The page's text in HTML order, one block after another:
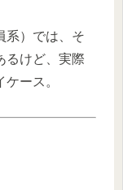
系）では、そ
るけど、実際
ース。